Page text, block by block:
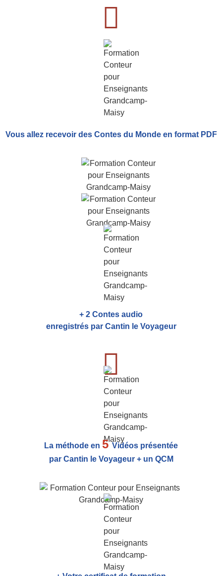
Vous allez recevoir des Contes du Monde en format PDF
+ 2 Contes audio
enregistrés par Cantin le Voyageur
La méthode en 5Vidéos présentée
par Cantin le Voyageur + un QCM